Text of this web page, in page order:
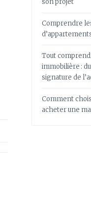
son projet
Comprendre
Tout
immobilière :
signature de
Comment
acheter une